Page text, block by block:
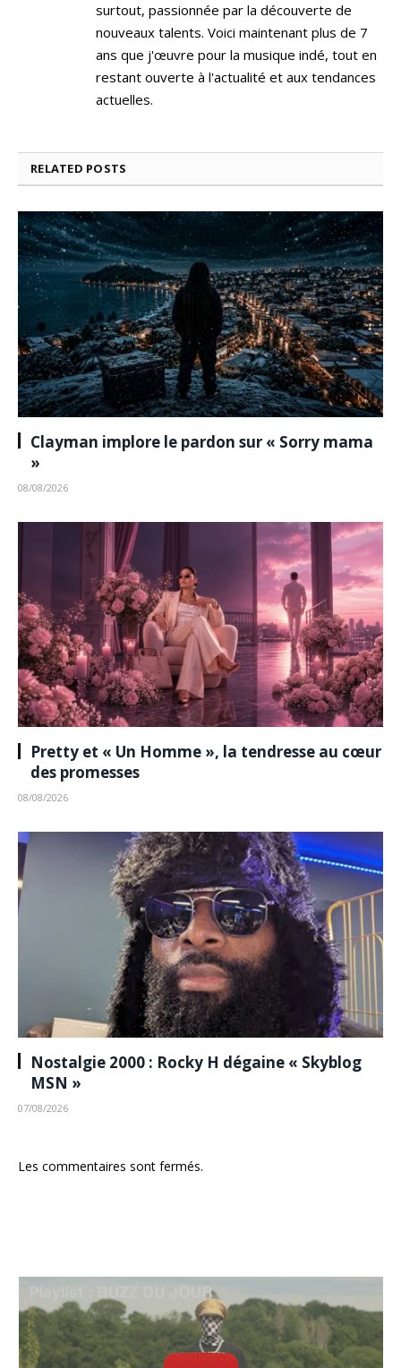
surtout, passionnée par la découverte de
nouveaux talents. Voici maintenant plus de 7
ans que j'œuvre pour la musique indé, tout en
restant ouverte à l'actualité et aux tendances
actuelles.
RELATED POSTS
Clayman implore le pardon sur « Sorry mama
»
08/08/2026
Pretty et « Un Homme », la tendresse au cœur
des promesses
08/08/2026
Nostalgie 2000 : Rocky H dégaine « Skyblog
MSN »
07/08/2026
Les commentaires sont fermés.